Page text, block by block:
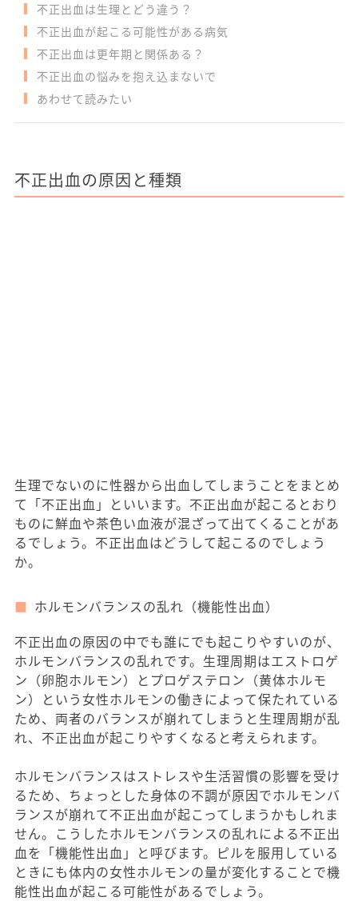
不正出血は生理とどう違う？
不正出血が起こる可能性がある病気
不正出血は更年期と関係ある？
不正出血の悩みを抱え込まないで
あわせて読みたい
不正出血の原因と種類
生理でないのに性器から出血してしまうことをまとめ
て「不正出血」といいます。不正出血が起こるとおり
ものに鮮血や茶色い血液が混ざって出てくることがあ
るでしょう。不正出血はどうして起こるのでしょう
か。
ホルモンバランスの乱れ（機能性出血）
不正出血の原因の中でも誰にでも起こりやすいのが、
ホルモンバランスの乱れです。生理周期はエストロゲ
ン（卵胞ホルモン）とプロゲステロン（黄体ホルモ
ン）という女性ホルモンの働きによって保たれている
ため、両者のバランスが崩れてしまうと生理周期が乱
れ、不正出血が起こりやすくなると考えられます。
ホルモンバランスはストレスや生活習慣の影響を受け
るため、ちょっとした身体の不調が原因でホルモンバ
ランスが崩れて不正出血が起こってしまうかもしれま
せん。こうしたホルモンバランスの乱れによる不正出
血を「機能性出血」と呼びます。ピルを服用している
ときにも体内の女性ホルモンの量が変化することで機
能性出血が起こる可能性があるでしょう。